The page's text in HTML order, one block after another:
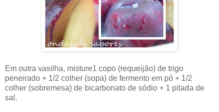
Em outra vasilha, misture1 copo (requeijão) de trigo
peneirado + 1/2 colher (sopa) de fermento em pó + 1/2
colher (sobremesa) de bicarbonato de sódio + 1 pitada de
sal.